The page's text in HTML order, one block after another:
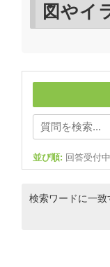
図やイ
並び順: 回答受付
検索ワードに一